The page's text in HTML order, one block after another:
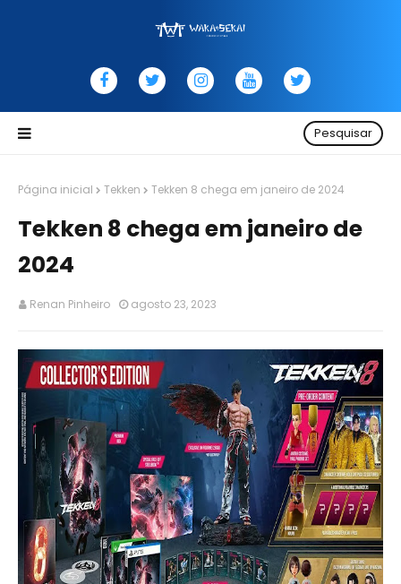
Pesquisar
Página inicial Tekken Tekken 8 chega em janeiro de 2024
Tekken 8 chega em janeiro de
2024
Renan Pinheiro agosto 23, 2023